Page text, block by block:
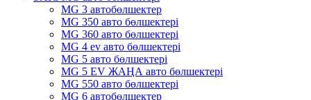
MG 3 автобөлшектер
MG 350 авто бөлшектері
MG 360 авто бөлшектері
MG 4 ev авто бөлшектері
MG 5 авто бөлшектері
MG 5 EV ЖАҢА авто бөлшектері
MG 550 авто бөлшектері
MG 6 автобөлшектер